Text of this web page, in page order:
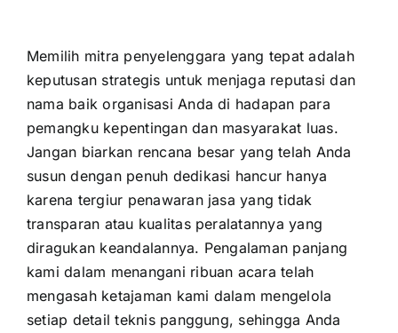
Memilih mitra penyelenggara yang tepat adalah
keputusan strategis untuk menjaga reputasi dan
nama baik organisasi Anda di hadapan para
pemangku kepentingan dan masyarakat luas.
Jangan biarkan rencana besar yang telah Anda
susun dengan penuh dedikasi hancur hanya
karena tergiur penawaran jasa yang tidak
transparan atau kualitas peralatannya yang
diragukan keandalannya. Pengalaman panjang
kami dalam menangani ribuan acara telah
mengasah ketajaman kami dalam mengelola
setiap detail teknis panggung, sehingga Anda